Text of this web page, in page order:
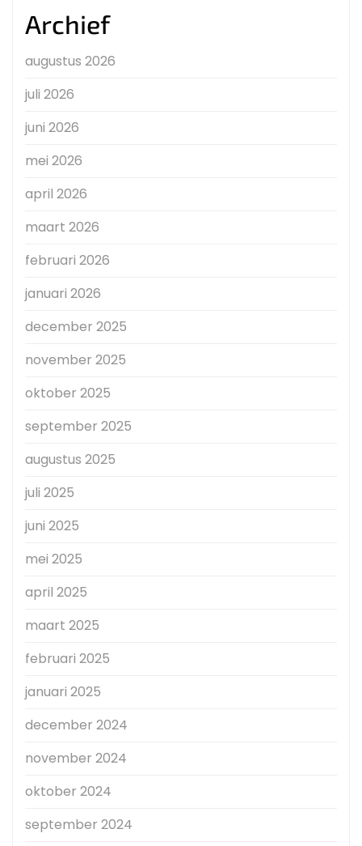
Archief
augustus 2026
juli 2026
juni 2026
mei 2026
april 2026
maart 2026
februari 2026
januari 2026
december 2025
november 2025
oktober 2025
september 2025
augustus 2025
juli 2025
juni 2025
mei 2025
april 2025
maart 2025
februari 2025
januari 2025
december 2024
november 2024
oktober 2024
september 2024